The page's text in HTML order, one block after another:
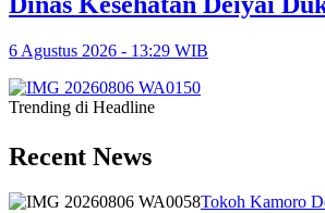
6 Agustus 2026 - 13:29 WIB
Trending di Headline
Recent News
Tokoh Kamoro